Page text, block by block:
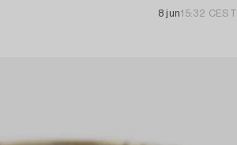
8 jun15:32 CEST